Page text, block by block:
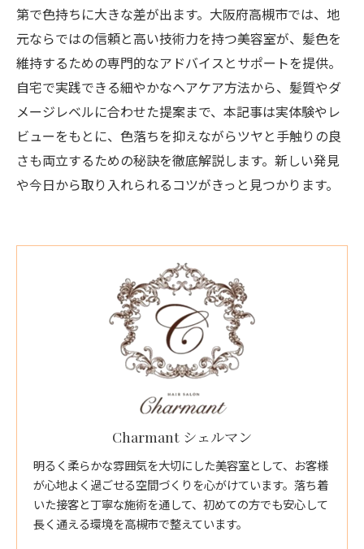
第で色持ちに大きな差が出ます。大阪府高槻市では、地
元ならではの信頼と高い技術力を持つ美容室が、髪色を
維持するための専門的なアドバイスとサポートを提供。
自宅で実践できる細やかなヘアケア方法から、髪質やダ
メージレベルに合わせた提案まで、本記事は実体験やレ
ビューをもとに、色落ちを抑えながらツヤと手触りの良
さも両立するための秘訣を徹底解説します。新しい発見
や今日から取り入れられるコツがきっと見つかります。
Charmant シェルマン
明るく柔らかな雰囲気を大切にした美容室として、お客様
が心地よく過ごせる空間づくりを心がけています。落ち着
いた接客と丁寧な施術を通して、初めての方でも安心して
長く通える環境を高槻市で整えています。